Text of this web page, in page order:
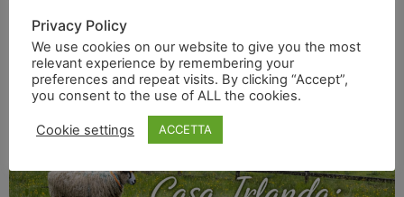
Privacy Policy
We use cookies on our website to give you the most
relevant experience by remembering your
preferences and repeat visits. By clicking “Accept”,
you consent to the use of ALL the cookies.
Cookie settings ACCETTA